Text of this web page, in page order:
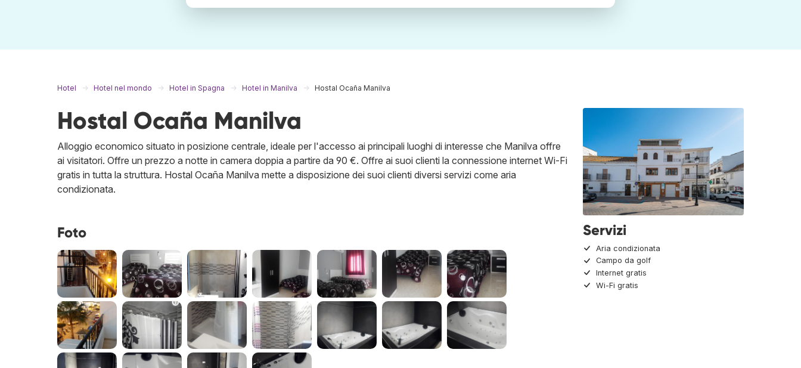
Hotel Hotel nel mondo Hotel in Spagna Hotel in Manilva Hostal Ocaña Manilva
Hostal Ocaña Manilva
Alloggio economico situato in posizione centrale, ideale per l'accesso ai principali luoghi di interesse che Manilva offre
ai visitatori. Offre un prezzo a notte in camera doppia a partire da 90 €. Offre ai suoi clienti la connessione internet Wi-Fi
gratis in tutta la struttura. Hostal Ocaña Manilva mette a disposizione dei suoi clienti diversi servizi come aria
condizionata.
Foto Servizi
Aria condizionata
Campo da golf
Internet gratis
Wi-Fi gratis